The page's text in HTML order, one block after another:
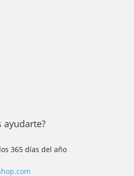
ayudarte?
365 días del año